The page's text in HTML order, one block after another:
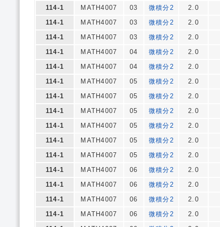
114-1
MATH4007 03 微積分2
2.0
114-1
MATH4007 03 微積分2
2.0
114-1
MATH4007 03 微積分2
2.0
114-1
MATH4007 04 微積分2
2.0
114-1
MATH4007 04 微積分2
2.0
114-1
MATH4007 05 微積分2
2.0
114-1
MATH4007 05 微積分2
2.0
114-1
MATH4007 05 微積分2
2.0
114-1
MATH4007 05 微積分2
2.0
114-1
MATH4007 05 微積分2
2.0
114-1
MATH4007 05 微積分2
2.0
114-1
MATH4007 06 微積分2
2.0
114-1
MATH4007 06 微積分2
2.0
114-1
MATH4007 06 微積分2
2.0
114-1
MATH4007 06 微積分2
2.0